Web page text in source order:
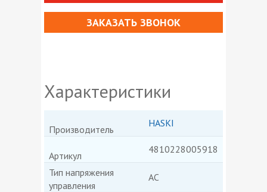
ЗАКАЗАТЬ ЗВОНОК
Характеристики
Производитель
HASKI
Артикул
4810228005918
Тип напряжения
управления
AC